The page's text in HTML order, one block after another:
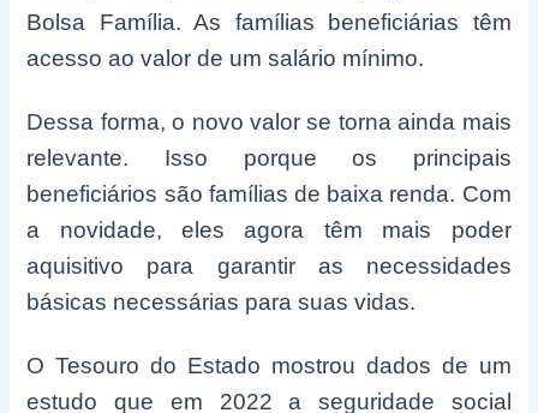
Bolsa Família. As famílias beneficiárias têm
acesso ao valor de um salário mínimo.
Dessa forma, o novo valor se torna ainda mais
relevante. Isso porque os principais
beneficiários são famílias de baixa renda. Com
a novidade, eles agora têm mais poder
aquisitivo para garantir as necessidades
básicas necessárias para suas vidas.
O Tesouro do Estado mostrou dados de um
estudo que em 2022 a seguridade social